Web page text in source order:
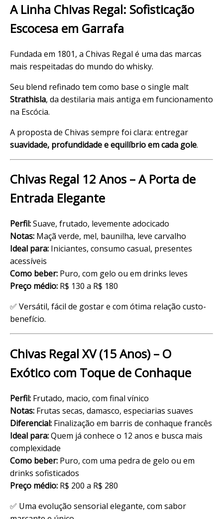
A Linha Chivas Regal: Sofisticação
Escocesa em Garrafa
Fundada em 1801, a Chivas Regal é uma das marcas
mais respeitadas do mundo do whisky.
Seu blend refinado tem como base o single malt
Strathisla, da destilaria mais antiga em funcionamento
na Escócia.
A proposta de Chivas sempre foi clara: entregar
suavidade, profundidade e equilíbrio em cada gole.
Chivas Regal 12 Anos – A Porta de
Entrada Elegante
Perfil:Suave, frutado, levemente adocicado
Notas: Maçã verde, mel, baunilha, leve carvalho
Ideal para: Iniciantes, consumo casual, presentes
acessíveis
Como beber: Puro, com gelo ou em drinks leves
Preço médio: R$ 130 a R$ 180
✅ Versátil, fácil de gostar e com ótima relação custo-
benefício.
Chivas Regal XV (15 Anos) – O
Exótico com Toque de Conhaque
Perfil: Frutado, macio, com final vínico
Notas: Frutas secas, damasco, especiarias suaves
Diferencial: Finalização em barris de conhaque francês
Ideal para:Quem já conhece o 12 anos e busca mais
complexidade
Como beber: Puro, com uma pedra de gelo ou em
drinks sofisticados
Preço médio: R$ 200 a R$ 280
✅ Uma evolução sensorial elegante, com sabor